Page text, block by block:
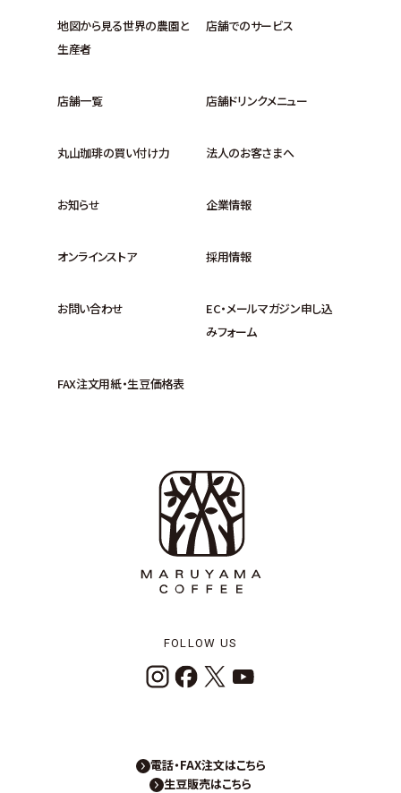
地図から見る世界の農園と
生産者
店舗でのサービス
店舗一覧 店舗ドリンクメニュー
丸山珈琲の買い付け力 法人のお客さまへ
お知らせ 企業情報
オンラインストア 採用情報
お問い合わせ
EC・メールマガジン申し込
みフォーム
FAX注文用紙・生豆価格表
FOLLOW US
電話・FAX注文はこちら
生豆販売はこちら